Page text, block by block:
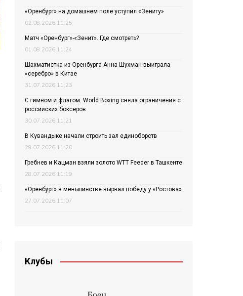
«Оренбург» на домашнем поле уступил «Зениту»
02.08.2026 11:25
Матч «Оренбург»-«Зенит». Где смотреть?
01.08.2026 11:24
Шахматистка из Оренбурга Анна Шухман выиграла
«серебро» в Китае
31.07.2026 11:23
С гимном и флагом. World Boxing сняла ограничения с
российских боксёров
30.07.2026 11:21
В Кувандыке начали строить зал единоборств
29.07.2026 11:20
Гребнев и Кацман взяли золото WTT Feeder в Ташкенте
28.07.2026 11:19
«Оренбург» в меньшинстве вырвал победу у «Ростова»
27.07.2026 11:07
Клубы